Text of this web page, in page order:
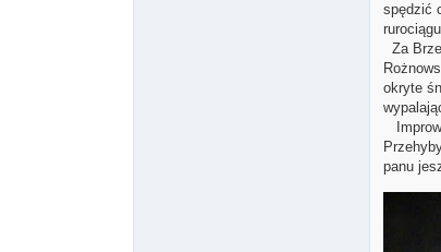
spędzić
Za
okryte
panu